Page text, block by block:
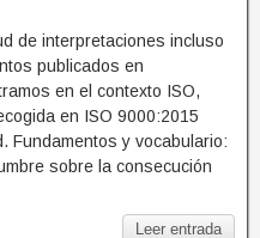
de interpretaciones incluso
publicados en
en el contexto ISO,
en ISO 9000:2015
Fundamentos y vocabulario:
sobre la consecución
Leer entrada